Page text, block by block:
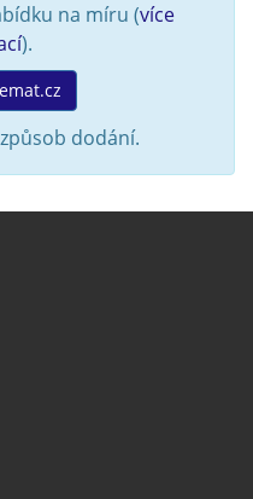
na míru (více
).
dodání.